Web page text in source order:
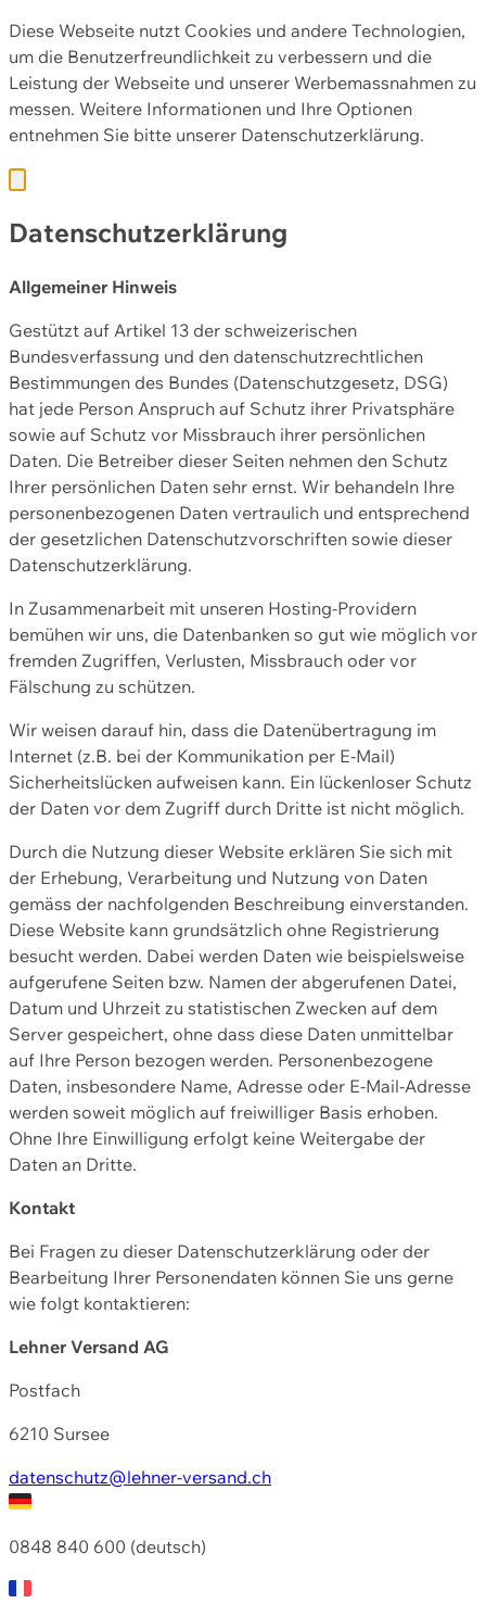
Diese Webseite nutzt Cookies und andere Technologien,
um die Benutzerfreundlichkeit zu verbessern und die
Leistung der Webseite und unserer Werbemassnahmen zu
messen. Weitere Informationen und Ihre Optionen
entnehmen Sie bitte unserer Datenschutzerklärung.
Datenschutzerklärung
Allgemeiner Hinweis
Gestützt auf Artikel 13 der schweizerischen
Bundesverfassung und den datenschutzrechtlichen
Bestimmungen des Bundes (Datenschutzgesetz, DSG)
hat jede Person Anspruch auf Schutz ihrer Privatsphäre
sowie auf Schutz vor Missbrauch ihrer persönlichen
Daten. Die Betreiber dieser Seiten nehmen den Schutz
Ihrer persönlichen Daten sehr ernst. Wir behandeln Ihre
personenbezogenen Daten vertraulich und entsprechend
der gesetzlichen Datenschutzvorschriften sowie dieser
Datenschutzerklärung.
In Zusammenarbeit mit unseren Hosting-Providern
bemühen wir uns, die Datenbanken so gut wie möglich vor
fremden Zugriffen, Verlusten, Missbrauch oder vor
Fälschung zu schützen.
Wir weisen darauf hin, dass die Datenübertragung im
Internet (z.B. bei der Kommunikation per E-Mail)
Sicherheitslücken aufweisen kann. Ein lückenloser Schutz
der Daten vor dem Zugriff durch Dritte ist nicht möglich.
Durch die Nutzung dieser Website erklären Sie sich mit
der Erhebung, Verarbeitung und Nutzung von Daten
gemäss der nachfolgenden Beschreibung einverstanden.
Diese Website kann grundsätzlich ohne Registrierung
besucht werden. Dabei werden Daten wie beispielsweise
aufgerufene Seiten bzw. Namen der abgerufenen Datei,
Datum und Uhrzeit zu statistischen Zwecken auf dem
Server gespeichert, ohne dass diese Daten unmittelbar
auf Ihre Person bezogen werden. Personenbezogene
Daten, insbesondere Name, Adresse oder E-Mail-Adresse
werden soweit möglich auf freiwilliger Basis erhoben.
Ohne Ihre Einwilligung erfolgt keine Weitergabe der
Daten an Dritte.
Kontakt
Bei Fragen zu dieser Datenschutzerklärung oder der
Bearbeitung Ihrer Personendaten können Sie uns gerne
wie folgt kontaktieren:
Lehner Versand AG
Postfach
6210 Sursee
datenschutz@lehner-versand.ch
0848 840 600 (deutsch)